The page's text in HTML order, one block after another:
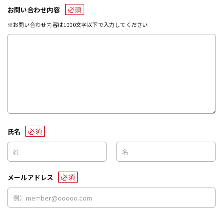
お問い合わせ内容 必須
※お問い合わせ内容は1000文字以下で入力してください
氏名 必須
メールアドレス 必須